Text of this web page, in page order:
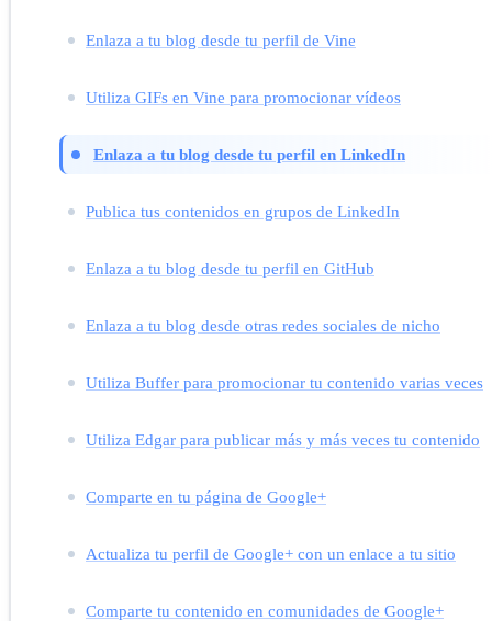
Enlaza a tu blog desde tu perfil de Vine
Utiliza GIFs en Vine para promocionar vídeos
Enlaza a tu blog desde tu perfil en LinkedIn
Publica tus contenidos en grupos de LinkedIn
Enlaza a tu blog desde tu perfil en GitHub
Enlaza a tu blog desde otras redes sociales de nicho
Utiliza Buffer para promocionar tu contenido varias veces
Utiliza Edgar para publicar más y más veces tu contenido
Comparte en tu página de Google+
Actualiza tu perfil de Google+ con un enlace a tu sitio
Comparte tu contenido en comunidades de Google+